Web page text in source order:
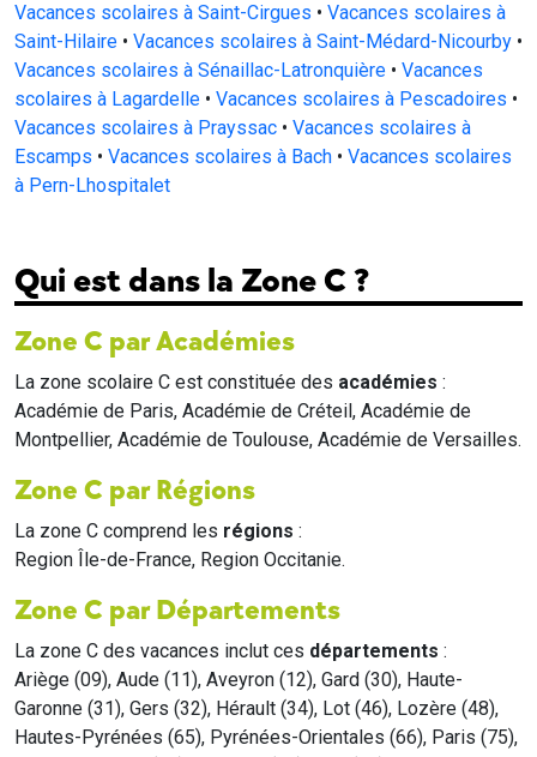
Vacances scolaires à Saint-Cirgues • Vacances scolaires à
Saint-Hilaire • Vacances scolaires à Saint-Médard-Nicourby •
Vacances scolaires à Sénaillac-Latronquière • Vacances
scolaires à Lagardelle • Vacances scolaires à Pescadoires •
Vacances scolaires à Prayssac • Vacances scolaires à
Escamps • Vacances scolaires à Bach • Vacances scolaires
à Pern-Lhospitalet
Qui est dans la Zone C ?
Zone C par Académies
La zone scolaire C est constituée des académies :
Académie de Paris, Académie de Créteil, Académie de
Montpellier, Académie de Toulouse, Académie de Versailles.
Zone C par Régions
La zone C comprend les régions :
Region Île-de-France, Region Occitanie.
Zone C par Départements
La zone C des vacances inclut ces départements :
Ariège (09), Aude (11), Aveyron (12), Gard (30), Haute-
Garonne (31), Gers (32), Hérault (34), Lot (46), Lozère (48),
Hautes-Pyrénées (65), Pyrénées-Orientales (66), Paris (75),